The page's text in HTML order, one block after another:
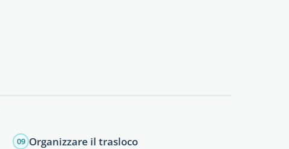
09 Organizzare il trasloco